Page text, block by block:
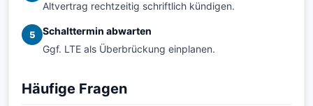
Altvertrag rechtzeitig schriftlich kündigen.
5
Schalttermin abwarten
Ggf. LTE als Überbrückung einplanen.
Häufige Fragen